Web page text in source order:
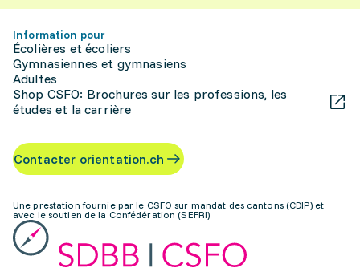
Information pour
Écolières et écoliers
Gymnasiennes et gymnasiens
Adultes
Shop CSFO: Brochures sur les professions, les
études et la carrière
Contacter orientation.ch
Une prestation fournie par le CSFO sur mandat des cantons (CDIP) et
avec le soutien de la Confédération (SEFRI)